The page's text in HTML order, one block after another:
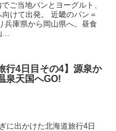
当地パンとヨーグルト、
けて出発。 近畿のパン＝
庫県から岡山県へ。昼食
...
行4日目その4】源泉か
泉天国へGO!
出かけた北海道旅行4日